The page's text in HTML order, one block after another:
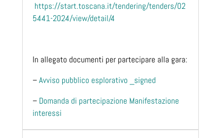
https://start.toscana.it/tendering/tenders/02
5441-2024/view/detail/4
In allegato documenti per partecipare alla gara:
–Avviso pubblico esplorativo _signed
– Domanda di partecipazione Manifestazione
interessi